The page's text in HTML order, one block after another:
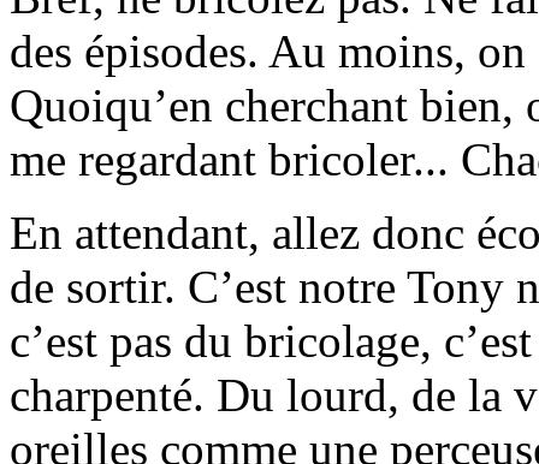
des épisodes. Au moins,
Quoiqu’en cherchant bien,
me regardant bricoler...
En attendant, allez donc
de sortir. C’est notre Tony
c’est pas du bricolage,
charpenté. Du lourd, de la
oreilles comme une